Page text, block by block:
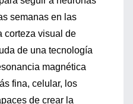
semanas en las
corteza visual de
de una tecnología
magnética
fina, celular, los
de crear la